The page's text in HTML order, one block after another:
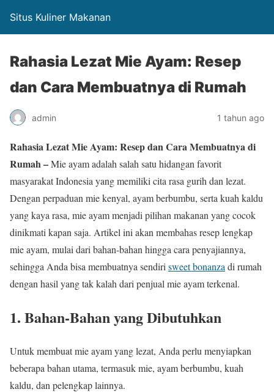
Situs Kuliner Makanan
Rahasia Lezat Mie Ayam: Resep
dan Cara Membuatnya di Rumah
admin 1 tahun ago
Rahasia Lezat Mie Ayam: Resep dan Cara Membuatnya di
Rumah –Mie ayam adalah salah satu hidangan favorit
masyarakat Indonesia yang memiliki cita rasa gurih dan lezat.
Dengan perpaduan mie kenyal, ayam berbumbu, serta kuah kaldu
yang kaya rasa, mie ayam menjadi pilihan makanan yang cocok
dinikmati kapan saja. Artikel ini akan membahas resep lengkap
mie ayam, mulai dari bahan-bahan hingga cara penyajiannya,
sehingga Anda bisa membuatnya sendiri sweet bonanza di rumah
dengan hasil yang tak kalah dari penjual mie ayam terkenal.
1. Bahan-Bahan yang Dibutuhkan
Untuk membuat mie ayam yang lezat, Anda perlu menyiapkan
beberapa bahan utama, termasuk mie, ayam berbumbu, kuah
kaldu, dan pelengkap lainnya.